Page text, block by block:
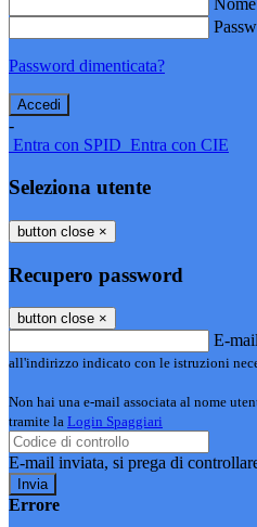
Password dimenticata?
-
Entra con SPID Entra con CIE
Seleziona utente
button close ×
Recupero password
button close ×
E-mail
all'indirizzo indicato con le istruzioni
Non hai una e-mail associata al nome
tramite la Login Spaggiari
E-mail inviata, si prega di
Errore